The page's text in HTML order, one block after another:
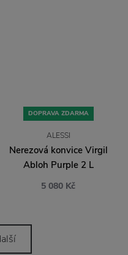
DOPRAVA ZDARMA
ALESSI
Nerezová konvice Virgil
Abloh Purple 2 L
5 080 Kč